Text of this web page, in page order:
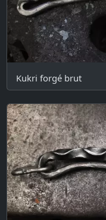
Kukri forgé brut